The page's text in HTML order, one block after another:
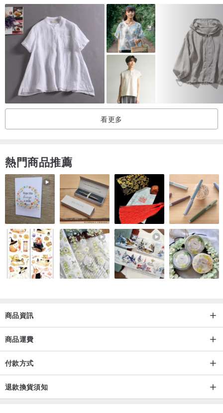
SHOP COLLECTION系列,系列中的每一件衣服都是由我們工作室團
隊製作的,每款的設計都是只作小量出品。
“The life you love, the love you live”,一直是NEGA C. 跟隨的創作宗
指。品牌以熱愛生活，不被年齡所規限的活潑女性為藍本。以休閒生
活作為主要概念，
融入街頭文化，音樂及藝術等原素，創做出復古中帶可愛淘氣的風
格。
溫馨提示：
小店某些款式尺碼偏大一些，請各位美女先查看尺寸表，如有任何疑
問，請詢問客服後，再進行下單哦～謝謝!!
為能更快將作品送至您的手中，本店將使用順豐快遞寄送～但寄送順
豐至台灣需要您提供身分證號及進行身份認證，未提供身分證字號之
台灣客戶，本店將使用澳門郵政空運掛號寄出，寄件期會長達或超過
一個月哦～～
看更多
熱門商品推薦
商品資訊
商品運費
付款方式
退款換貨須知